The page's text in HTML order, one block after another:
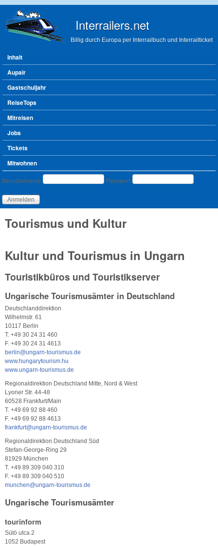
Interrailers.net
Billig durch Europa per Interrailbuch und Interrailticket
Hauptmenü
Inhalt
Aupair
Gastschuljahr
ReiseTops
Mitreisen
Jobs
Tickets
Mitwohnen
Benutzeranmeldung
Benutzername Passwort
Tourismus und Kultur
Kultur und Tourismus in Ungarn
Touristikbüros und Touristikserver
Ungarische Tourismusämter in Deutschland
Deutschlanddirektion
Wilhelmstr. 61
10117 Berlin
T. +49 30 24 31 460
F. +49 30 24 31 4613
berlin@ungarn-tourismus.de
www.hungarytourism.hu
www.ungarn-tourismus.de
Regionaldirektion Deutschland Mitte, Nord & West
Lyoner Str. 44-48
60528 Frankfurt/Main
T. +49 69 92 88 460
F. +49 69 92 88 4613
frankfurt@ungarn-tourismus.de
Regionaldirektion Deutschland Süd
Stefan-George-Ring 29
81929 München
T. +49 89 309 040 310
F. +49 89 309 040 510
munchen@ungarn-tourismus.de
Ungarische Tourismusämter
tourinform
Sütö utca 2
1052 Budapest